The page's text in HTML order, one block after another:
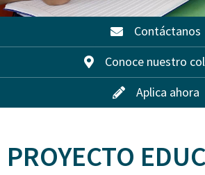
Contáctanos
Conoce nuestro
Aplica ahora
PROYECTO